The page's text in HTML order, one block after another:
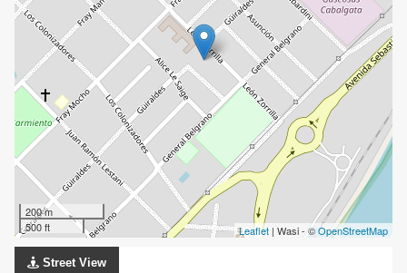
200 m
500 ft
Leaflet | Wasi - ©OpenStreetMap
Street View